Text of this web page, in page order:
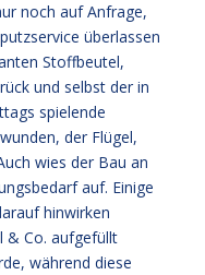
noch auf Anfrage,
überlassen
Stoffbeutel,
und selbst der in
spielende
der Flügel,
wies der Bau an
auf. Einige
hinwirken
& Co. aufgefüllt
während diese